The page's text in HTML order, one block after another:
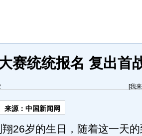
赛统统报名 复出首
[我
来源： 中国新闻网
岁的生日，随着这一天的